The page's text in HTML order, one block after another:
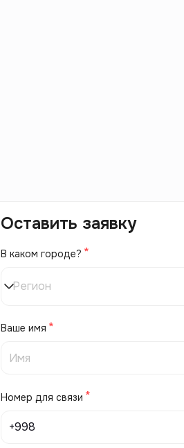
Оставить заявку
В каком городе?
Регион
Ваше имя
Номер для связи